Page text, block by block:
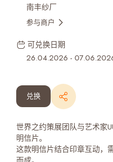
南丰纱厂
参与商户
可兑换日期
26.04.2026 -
兑换
世界之约策展团队与艺术家
明信片。
这款明信片结合印章互动，